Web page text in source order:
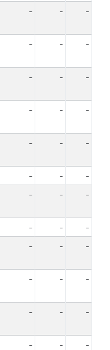
- - -
- - -
- - -
- - -
- - -
- -
-
- - -
- -
-
- - -
- - -
- - -
- - -